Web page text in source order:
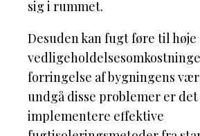
sig i rummet.
Desuden kan fugt føre til høje
forringelse af bygningens
undgå disse problemer er
implementere effektive